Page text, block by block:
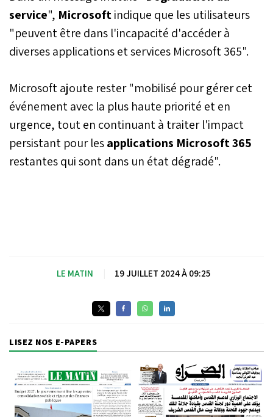
service", Microsoftindique que les utilisateurs
"peuvent être dans l'incapacité d'accéder à
diverses applications et services Microsoft 365".
Microsoft ajoute rester "mobilisé pour gérer cet
événement avec la plus haute priorité et en
urgence, tout en continuant à traiter l'impact
persistant pour lesapplications Microsoft 365
restantes qui sont dans un état dégradé".
LE MATIN 19 JUILLET 2024 À 09:25
LISEZ NOS E-PAPERS